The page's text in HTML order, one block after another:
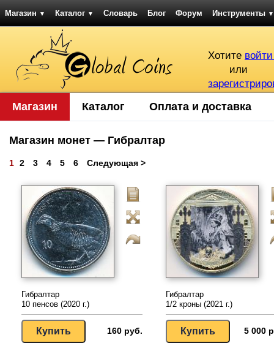
Магазин ▼ Каталог ▼ Словарь Блог Форум Инструменты ▼
Хотите
или
Магазин Каталог Оплата и доставка
Магазин монет — Гибралтар
1 2 3 4 5 6 Следующая >
Гибралтар
10 пенсов (2020 г.)
160 руб.
Гибралтар
1/2 кроны (2021 г.)
5 000